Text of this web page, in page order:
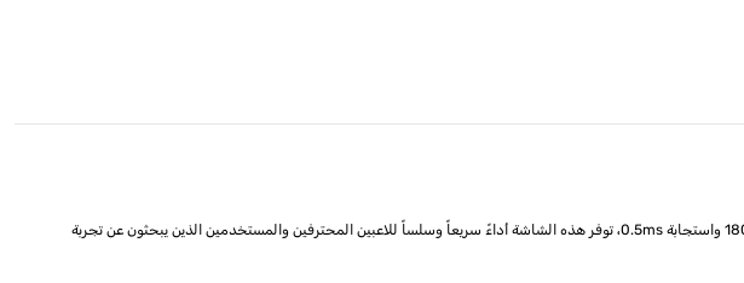
لتوفير أداء متميز وتجربة مرئية استثنائية. مع دقة 1920x1080 (FHD) ومعدل تحديث 180Hz واستجابة 0.5ms، توفر هذه الشاشة أداءً سريعاً وسلساً للاعبين المحترفين والمستخدمين الذين يبحثون عن تجربة